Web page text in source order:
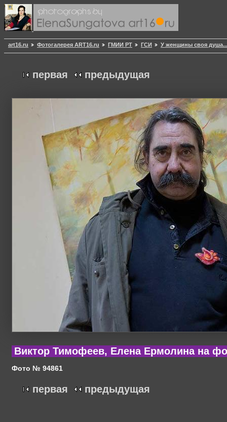
art16.ru Фотогалерея ART16.ru ГМИИ РТ ГСИ У женщины своя душа...
первая предыдущая
Виктор Тимофеев, Елена Ермолина на
Фото № 94861
первая предыдущая